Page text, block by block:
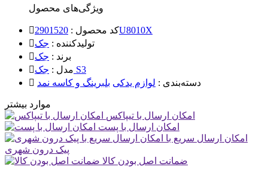
ویژگی‌های محصول
کد محصول :2901520U8010X
تولیدکننده : جک
برند : جک
مدل : جک S3
دسته‌بندی : لوازم یدکی بلبرینگ و کاسه نمد
موارد بیشتر
امکان ارسال با تیپاکس
امکان ارسال با پست
امکان ارسال سریع با
پیک درون شهری
ضمانت اصل بودن کالا